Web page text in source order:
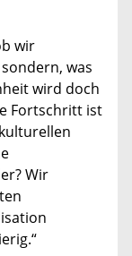
wir
was
wird doch
Fortschritt ist
Wir